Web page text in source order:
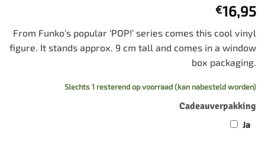
€16,95
From Funko’s popular ‘POP!’ series comes this cool vinyl
figure. It stands approx. 9 cm tall and comes in a window
box packaging.
Slechts 1 resterend op voorraad (kan nabesteld worden)
Cadeauverpakking
Ja